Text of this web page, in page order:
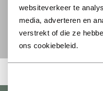
websiteverkeer te
media, adverteren en
verstrekt of die ze
ons cookiebeleid.